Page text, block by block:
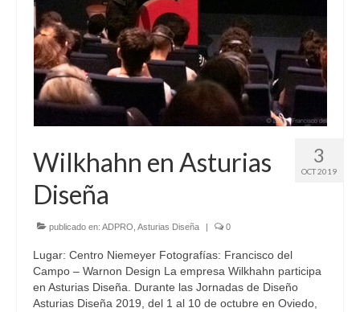
3
OCT 2019
Wilkhahn en Asturias
Diseña
publicado en: ADPRO Asturias Diseña | 0
Lugar: Centro Niemeyer Fotografías: Francisco del
Campo – Warnon Design La empresa Wilkhahn participa
en Asturias Diseña. Durante las Jornadas de Diseño
Asturias Diseña 2019, del 1 al 10 de octubre en Oviedo,